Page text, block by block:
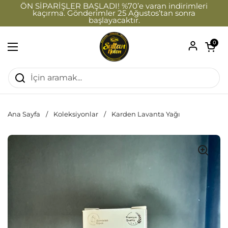
İçeriğe geç
ÖN SİPARİŞLER BAŞLADI! %70’e varan indirimleri
kaçırma. Gönderimler 25 Ağustos’tan sonra
başlayacaktır.
Menüyü aç
Sepeti
0
Ana Sayfa / Koleksiyonlar / Karden Lavanta Yağı